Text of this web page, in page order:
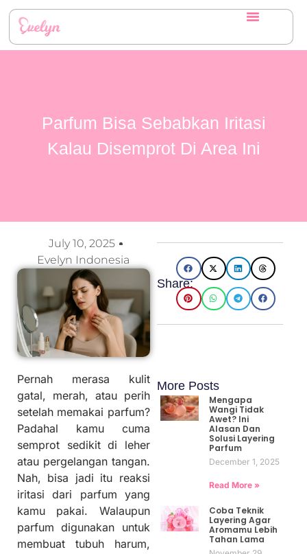
Parfum Bisa Sebabkan Iritasi
Kalau Disemprot Di Area Ini
July 10, 2025
Evelyn Indonesia
Pernah merasa kulit
gatal, merah, atau perih
setelah memakai parfum?
Padahal kamu cuma
semprot sedikit di leher
atau pergelangan tangan.
Nah, bisa jadi itu reaksi
iritasi dari parfum yang
kamu pakai. Walaupun
parfum digunakan untuk
membuat tubuh harum,
Share:
More Posts
Mengapa
Wangi Tidak
Awet? Ini
Alasan Dan
Solusi Layering
Parfum
December 1, 2025
Read More »
Coba Teknik
Layering Agar
Aromamu Lebih
Tahan Lama